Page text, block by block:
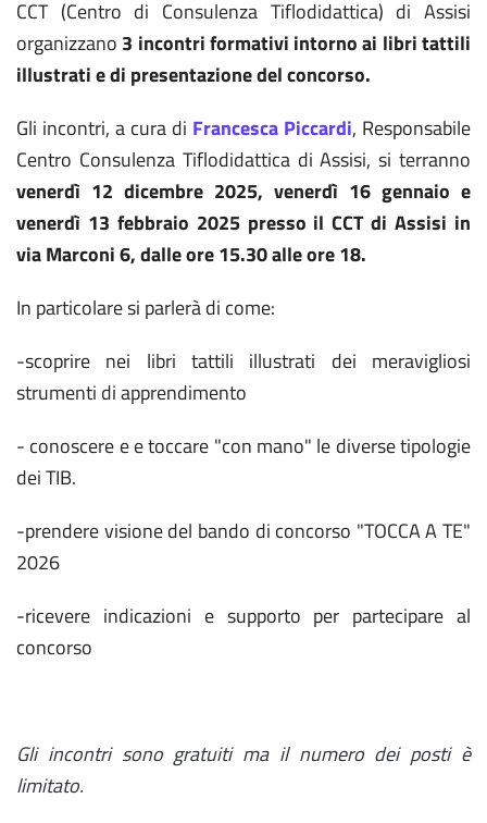
CCT (Centro di Consulenza Tiflodidattica) di Assisi
organizzano 3 incontri formativi intorno ai libri tattili
illustrati e di presentazione del concorso.
Gli incontri, a cura di Francesca Piccardi, Responsabile
Centro Consulenza Tiflodidattica di Assisi, si terranno
venerdì 12 dicembre 2025, venerdì 16 gennaio e
venerdì 13 febbraio 2025 presso ilCCT di Assisi in
via Marconi 6, dalle ore 15.30 alle ore 18.
In particolare si parlerà di come:
-scoprire nei libri tattili illustrati dei meravigliosi
strumenti di apprendimento
- conoscere e e toccare "con mano" le diverse tipologie
dei TIB.
-prendere visione del bando di concorso "TOCCA A TE"
2026
-ricevere indicazioni e supporto per partecipare al
concorso
Gli incontri sono gratuiti ma il numero dei posti è
limitato.